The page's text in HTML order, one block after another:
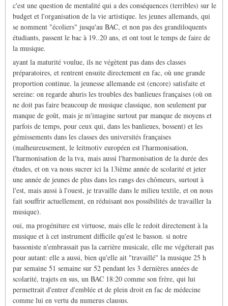
c'est une question de mentalité qui a des conséquences (terribles) sur le
budget et l'organisation de la vie artistique. les jeunes allemands, qui
se nomment "écoliers" jusqu'au BAC, et non pas des grandiloquents
étudiants, passent le bac à 19..20 ans, et ont tout le temps de faire de
la musique.
ayant la maturité voulue, ils ne végètent pas dans des classes
préparatoires, et rentrent ensuite directement en fac, où une grande
proportion continue. la jeunesse allemande est (encore) satisfaite et
sereine: on regarde ahuris les troubles des banlieues françaises (où on
ne doit pas faire beaucoup de musique classique, non seulement par
manque de goût, mais je m'imagine surtout par manque de moyens et
parfois de temps, pour ceux qui, dans les banlieues, bossent) et les
gémissements dans les classes des universités françaises
(malheureusement, le leitmotiv européen est l'harmonisation,
l'harmonisation de la tva, mais aussi l'harmonisation de la durée des
études, et on va nous sucrer ici la 13ième année de scolarité et jeter
une année de jeunes de plus dans les rangs des chômeurs, surtout à
l'est, mais aussi à l'ouest, je travaille dans le milieu textile, et on nous
fait souffrir actuellement, en réduisant nos possibilités de travailler la
musique).
oui, ma progéniture est virtuose, mais elle le redoit directement à la
musique et à cet instrument difficile qu'est le basson. si notre
bassoniste n'embrassait pas la carrière musicale, elle me végéterait pas
pour autant: elle a aussi, bien qu'elle ait "travaillé" la musique 25 h
par semaine 51 semaine sur 52 pendant les 3 dernières années de
scolarité, trajets en sus, un BAC 18:20 comme son frère, qui lui
permettrait d'entrer d'emblée et de plein droit en fac de médecine
comme lui en vertu du numerus clausus.